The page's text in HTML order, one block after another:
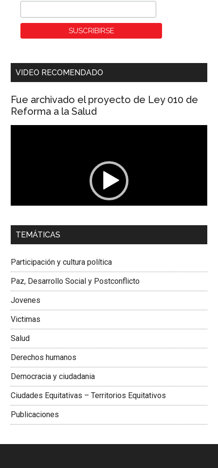
VIDEO RECOMENDADO
Fue archivado el proyecto de Ley 010 de
Reforma a la Salud
00:00 01:04
Dra. Carolina Corcho Mejía,Presidenta Corporación
Colombiana
TEMÁTICAS
Participación y cultura política
Paz, Desarrollo Social y Postconflicto
Jovenes
Victimas
Salud
Derechos humanos
Democracia y ciudadania
Ciudades Equitativas – Territorios Equitativos
Publicaciones